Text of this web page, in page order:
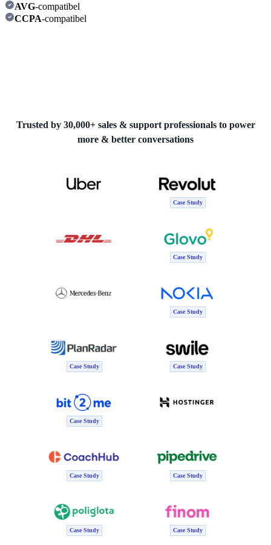
AVG-compatibel
CCPA-compatibel
Trusted by 30,000+ sales & support professionals to power
more & better conversations
Case Study
Case Study
Case Study
Case Study Case Study
Case Study
Case Study Case Study
Case Study Case Study